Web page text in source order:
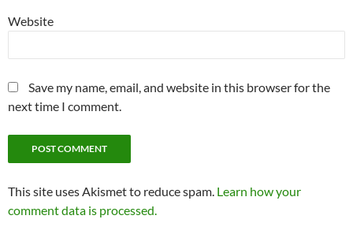
Website
Save my name, email, and website in this browser for the
next time I comment.
This site uses Akismet to reduce spam. Learn how your
comment data is processed.